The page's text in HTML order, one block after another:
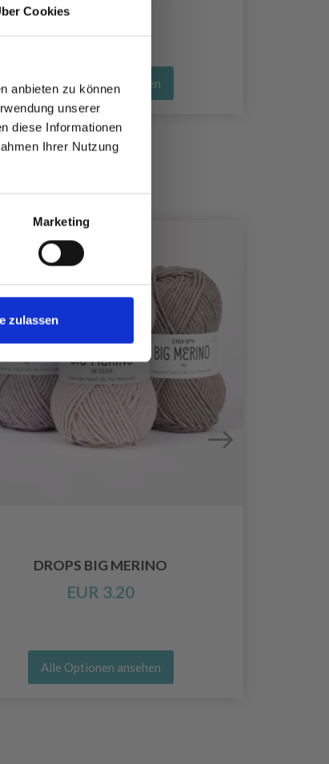
Cookies
anbieten zu können
unserer
diese Informationen
Ihrer Nutzung
Marketing
zulassen
Alle Optionen ansehen
DROPS BIG MERINO
EUR 3.20
Alle Optionen ansehen